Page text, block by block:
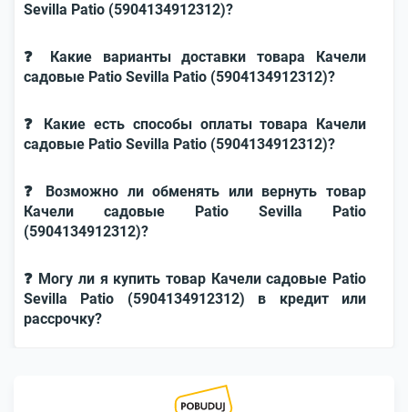
Sevilla Patio (5904134912312)?
❓ Какие варианты доставки товара Качели
садовые Patio Sevilla Patio (5904134912312)?
❓ Какие есть способы оплаты товара Качели
садовые Patio Sevilla Patio (5904134912312)?
❓ Возможно ли обменять или вернуть товар
Качели садовые Patio Sevilla Patio
(5904134912312)?
❓ Могу ли я купить товар Качели садовые Patio
Sevilla Patio (5904134912312) в кредит или
рассрочку?